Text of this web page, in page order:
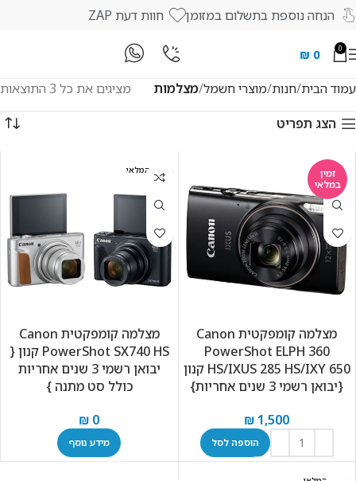
הנחה נוספת בתשלום במזומן חוות דעת ZAP
0
₪ 0
עמוד הבית חנות מוצרי חשמל מצלמות
מציגים את כל ⁦3⁩ התוצאות
הצג תפריט
זמין
במלאי
מצלמה ‏קומפקטית Canon
PowerShot ELPH 360
HS/IXUS 285 HS/IXY 650 קנון
{יבואן רשמי 3 שנים אחריות}
₪1,500
הוספה לסל
אזל המלאי
מצלמה ‏קומפקטית Canon
PowerShot SX740 HS קנון {
יבואן רשמי 3 שנים אחריות
כולל סט מתנה }
₪ 0
מידע נוסף